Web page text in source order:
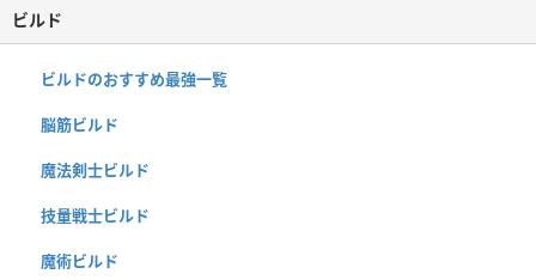
ビルド
ビルドのおすすめ最強一覧
脳筋ビルド
魔法剣士ビルド
技量戦士ビルド
魔術ビルド